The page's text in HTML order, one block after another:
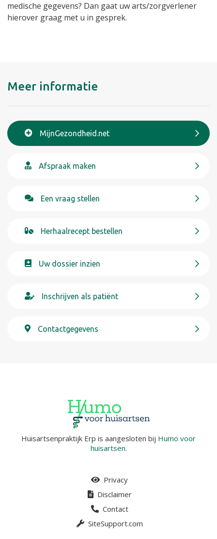
medische gegevens? Dan gaat uw arts/zorgverlener
hierover graag met u in gesprek.
Meer informatie
MijnGezondheid.net
Afspraak maken
Een vraag stellen
Herhaalrecept bestellen
Uw dossier inzien
Inschrijven als patiënt
Contactgegevens
Huisartsenpraktijk Erp is aangesloten bij Humo voor
huisartsen.
Privacy
Disclaimer
Contact
SiteSupport.com